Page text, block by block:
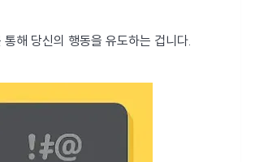
해 당신의 행동을 유도하는 겁니다.